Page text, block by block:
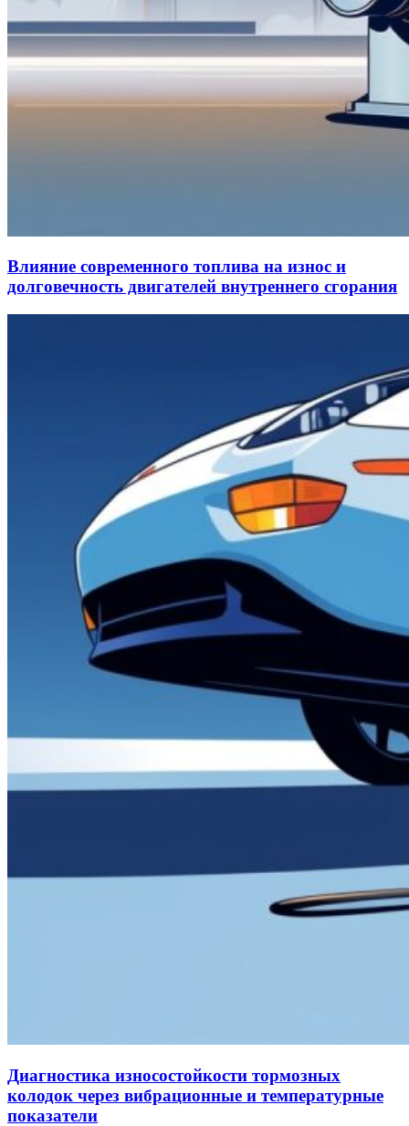
Влияние современного топлива на износ и
долговечность двигателей внутреннего сгорания
Диагностика износостойкости тормозных
колодок через вибрационные и температурные
показатели